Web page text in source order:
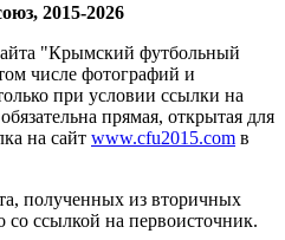
2015-2026
"Крымский футбольный
числе фотографий и
при условии ссылки на
прямая, открытая для
на сайт www.cfu2015.com в
полученных из вторичных
со ссылкой на первоисточник.